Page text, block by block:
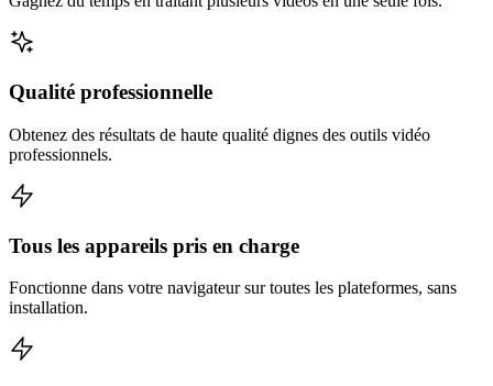
Qualité professionnelle
Obtenez des résultats de haute qualité dignes des outils vidéo
professionnels.
Tous les appareils pris en charge
Fonctionne dans votre navigateur sur toutes les plateformes, sans
installation.